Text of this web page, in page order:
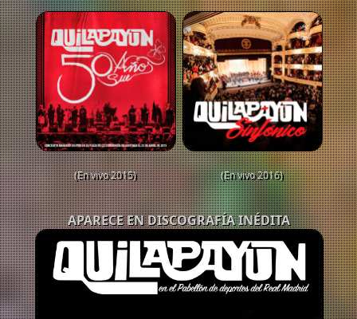
(En vivo 2015) (En vivo 2016)
APARECE EN DISCOGRAFÍA INÉDITA